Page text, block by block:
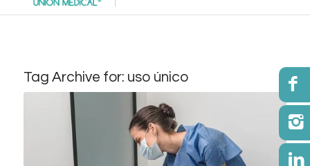
Tag Archive for: uso único